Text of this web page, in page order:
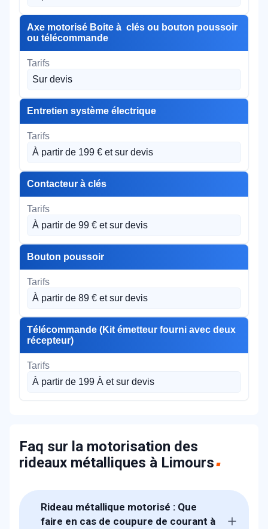
Axe motorisé Boite à clés ou bouton poussoir
ou télécommande
Sur devis
Entretien système électrique
À partir de 199 € et sur devis
Contacteur à clés
À partir de 99 € et sur devis
Bouton poussoir
À partir de 89 € et sur devis
Télécommande (Kit émetteur fourni avec deux
récepteur)
À partir de 199 À et sur devis
Faq sur la motorisation des
rideaux métalliques à Limours
Rideau métallique motorisé : Que
faire en cas de coupure de courant à